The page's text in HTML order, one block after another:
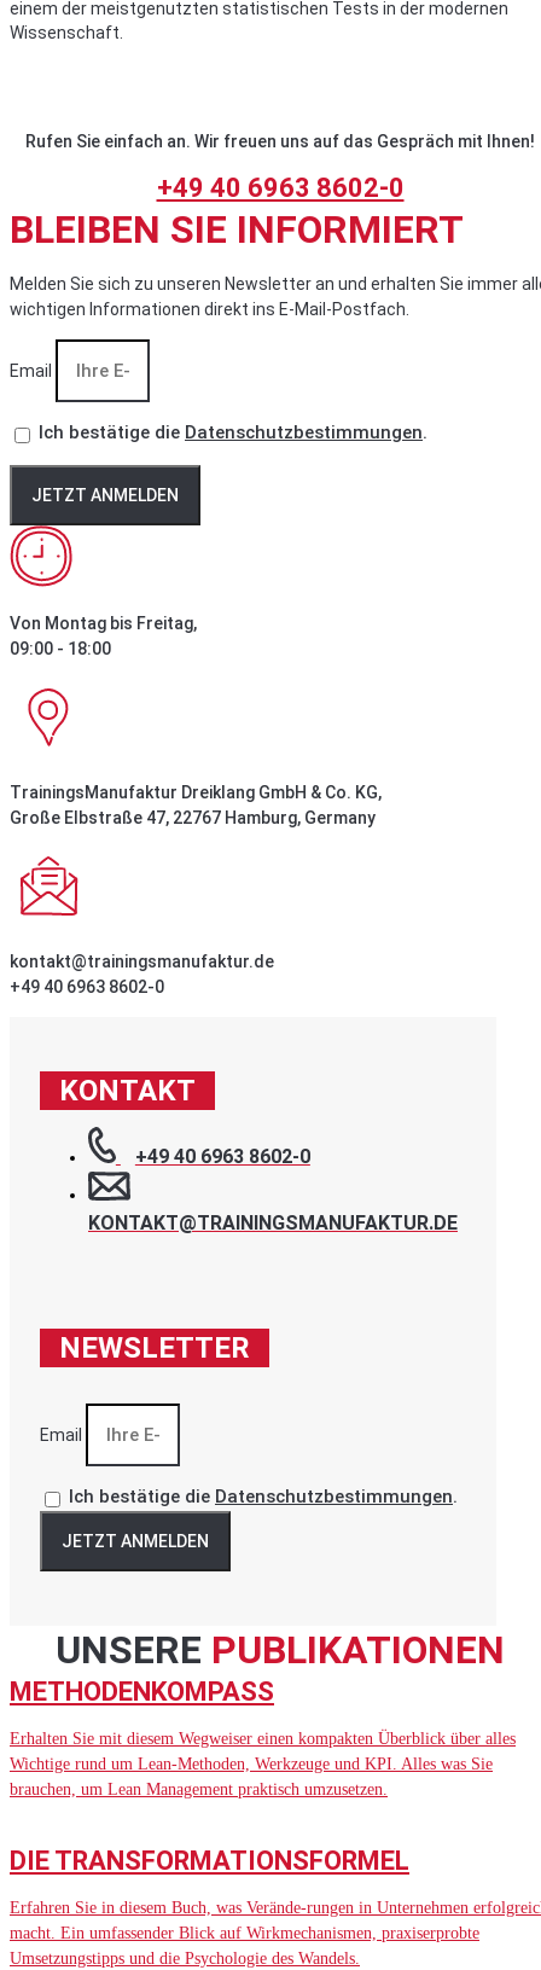
einem der meistgenutzten statistischen Tests in der modernen
Wissenschaft.
Rufen Sie einfach an. Wir freuen uns auf das Gespräch mit Ihnen!
+49 40 6963 8602-0
BLEIBEN SIE INFORMIERT
Melden Sie sich zu unseren Newsletter an und erhalten Sie immer
wichtigen Informationen direkt ins E-Mail-Postfach.
Email
Ich bestätige die Datenschutzbestimmungen.
JETZT ANMELDEN
Von Montag bis Freitag,
09:00 - 18:00
TrainingsManufaktur Dreiklang GmbH & Co. KG,
Große Elbstraße 47, 22767 Hamburg, Germany
kontakt@trainingsmanufaktur.de
+49 40 6963 8602-0
KONTAKT
+49 40 6963 8602-0
KONTAKT@TRAININGSMANUFAKTUR.DE
NEWSLETTER
Email
Ich bestätige die Datenschutzbestimmungen.
JETZT ANMELDEN
UNSERE PUBLIKATIONEN
METHODENKOMPASS
Erhalten Sie mit diesem Wegweiser einen kompakten Überblick über alles
Wichtige rund um Lean-Methoden, Werkzeuge und KPI. Alles was Sie
brauchen, um Lean Management praktisch umzusetzen.
DIE TRANSFORMATIONSFORMEL
Erfahren Sie in diesem Buch, was Verände-rungen in Unternehmen
macht. Ein umfassender Blick auf Wirkmechanismen, praxiserprobte
Umsetzungstipps und die Psychologie des Wandels.